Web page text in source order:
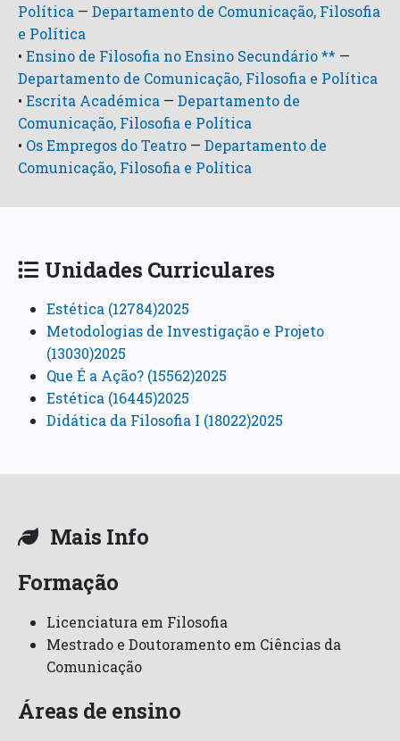
Política —Departamento de Comunicação, Filosofia
e Política
•Ensino de Filosofia no Ensino Secundário ** —
Departamento de Comunicação, Filosofia e Política
•Escrita Académica —Departamento de
Comunicação, Filosofia e Política
• Os Empregos do Teatro —Departamento de
Comunicação, Filosofia e Política
Unidades Curriculares
Estética (12784)2025
Metodologias de Investigação e Projeto
(13030)2025
Que É a Ação? (15562)2025
Estética (16445)2025
Didática da Filosofia I (18022)2025
Mais Info
Formação
Licenciatura em Filosofia
Mestrado e Doutoramento em Ciências da
Comunicação
Áreas de ensino